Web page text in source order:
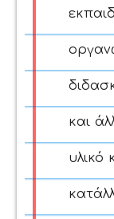
και
υλικό